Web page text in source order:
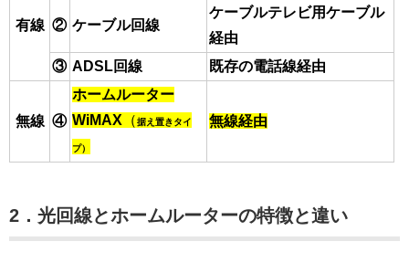
有線 ② ケーブル回線
ケーブルテレビ用ケーブル
経由
③ ADSL回線 既存の電話線経由
無線 ④
ホームルーター
WiMAX （据え置きタイ
プ）
無線経由
2．光回線とホームルーターの特徴と違い